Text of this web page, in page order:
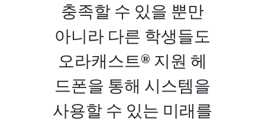
충족할 수 있을 뿐만
아니라 다른 학생들도
오라캐스트® 지원 헤
드폰을 통해 시스템을
사용할 수 있는 미래를